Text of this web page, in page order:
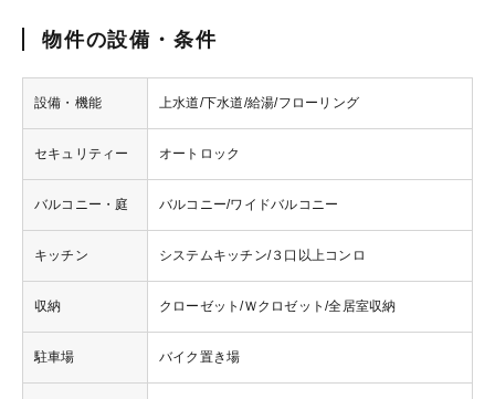
物件の設備・条件
設備・機能 上水道/下水道/給湯/フローリング
セキュリティー オートロック
バルコニー・庭 バルコニー/ワイドバルコニー
キッチン システムキッチン/３口以上コンロ
収納 クローゼット/Ｗクロゼット/全居室収納
駐車場 バイク置き場